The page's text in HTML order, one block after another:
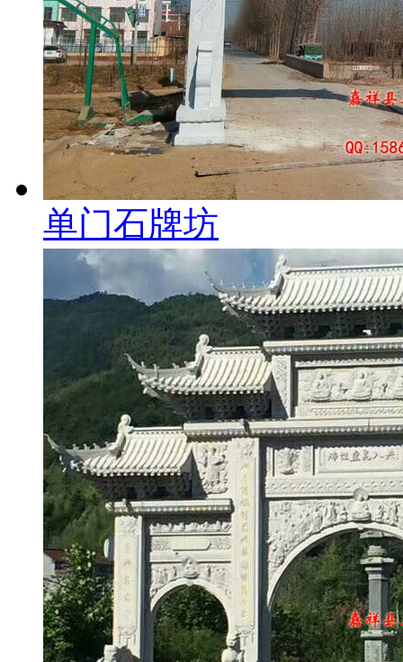
单门石牌坊